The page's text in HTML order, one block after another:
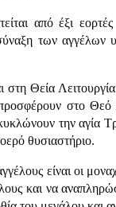
από έξι
των
στη Θεία
στο Θεό
την αγία
θυσιαστήριο.
είναι οι
και να